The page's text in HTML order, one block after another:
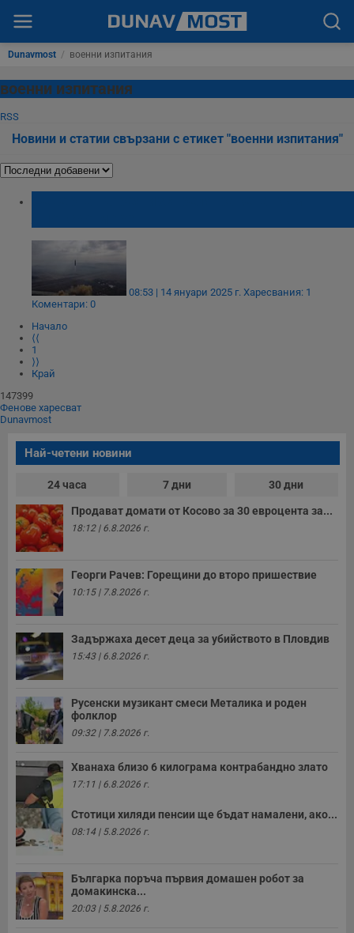
Dunavmost / военни изпитания
военни изпитания
RSS
Новини и статии свързани с етикет "военни изпитания"
08:53 | 14 януари 2025 г. Харесвания: 1
Коментари: 0
Начало
⟨⟨
1
⟩⟩
Край
147399
Фенове харесват
Dunavmost
Най-четени новини
24 часа 7 дни 30 дни
Продават домати от Косово за 30 евроцента за...
18:12 | 6.8.2026 г.
Георги Рачев: Горещини до второ пришествие
10:15 | 7.8.2026 г.
Задържаха десет деца за убийството в Пловдив
15:43 | 6.8.2026 г.
Русенски музикант смеси Металика и роден
фолклор
09:32 | 7.8.2026 г.
Хванаха близо 6 килограма контрабандно злато
17:11 | 6.8.2026 г.
Стотици хиляди пенсии ще бъдат намалени, ако...
08:14 | 5.8.2026 г.
Българка поръча първия домашен робот за
домакинска...
20:03 | 5.8.2026 г.